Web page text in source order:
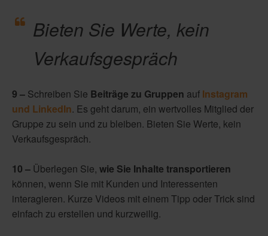
Bieten Sie Werte, kein
Verkaufsgespräch
9 – Schreiben Sie Beiträge zu Gruppen auf Instagram
und LinkedIn. Es geht darum, ein wertvolles Mitglied der
Gruppe zu sein und zu bleiben. Bieten Sie Werte, kein
Verkaufsgespräch.
10 – Überlegen Sie, wie Sie Inhalte transportieren
können, wenn Sie mit Kunden und Interessenten
interagieren. Kurze Videos mit einem Tipp oder Trick sind
einfach zu erstellen und kurzweilig.